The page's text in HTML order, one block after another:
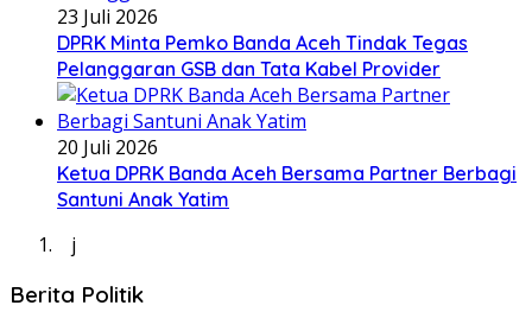
23 Juli 2026
DPRK Minta Pemko Banda Aceh Tindak Tegas
Pelanggaran GSB dan Tata Kabel Provider
20 Juli 2026
Ketua DPRK Banda Aceh Bersama Partner Berbagi
Santuni Anak Yatim
j
Berita Politik